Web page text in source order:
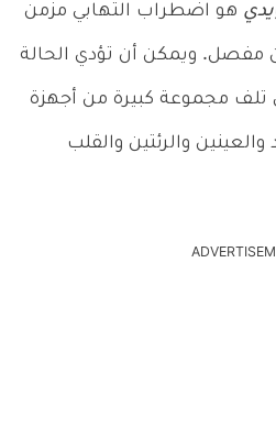
هو اضطراب التهابي مزمن
مفصل. ويمكن أن تؤدي الحالة
مجموعة كبيرة من أجهزة
والرئتين والقلب